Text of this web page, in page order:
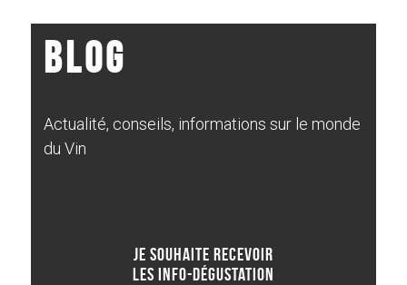
Blog
Actualité, conseils, informations sur le monde
du Vin
JE SOUHAITE RECEVOIR
LES INFO-DÉGUSTATION